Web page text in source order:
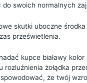
do swoich normalnych
skutki uboczne
prześwietlenia.
kupce białawy kolor
żołądka
że twój